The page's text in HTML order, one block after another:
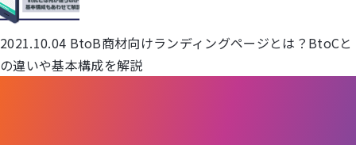
2021.10.04 BtoB商材向けランディングページとは？BtoCと
の違いや基本構成を解説